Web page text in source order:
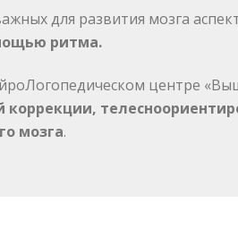
для развития мозга
ритма.
центре
коррекции,
мозга.